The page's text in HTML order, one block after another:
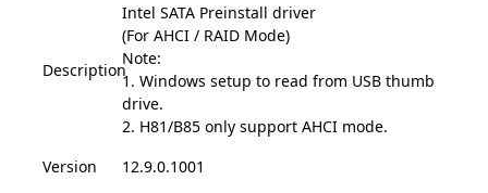
Description
Intel SATA Preinstall driver
(For AHCI / RAID Mode)
Note:
1. Windows setup to read from USB thumb
drive.
2. H81/B85 only support AHCI mode.
Version
12.9.0.1001